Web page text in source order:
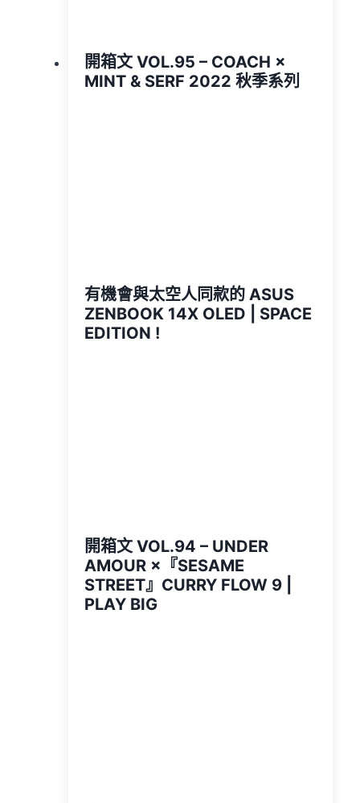
開箱文 VOL.95 – COACH ×
MINT & SERF 2022 秋季系列
有機會與太空人同款的 ASUS
ZENBOOK 14X OLED | SPACE
EDITION !
開箱文 VOL.94 – UNDER
AMOUR ×『SESAME
STREET』CURRY FLOW 9 |
PLAY BIG